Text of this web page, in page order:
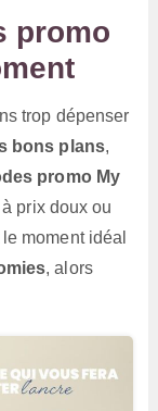
promo
trop dépenser
bons plans,
promo My
prix doux ou
moment idéal
, alors